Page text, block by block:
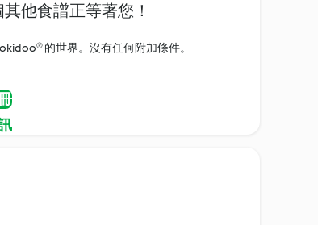
他食譜正等著您！
的世界。沒有任何附加條件。